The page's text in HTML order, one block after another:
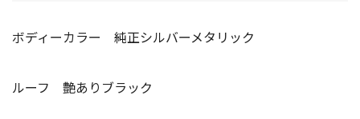
ボディーカラー 純正シルバーメタリック
ルーフ 艶ありブラック